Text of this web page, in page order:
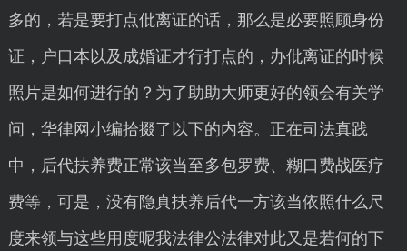
多的，若是要打点仳离证的话，那么是必要照顾身份
证，户口本以及成婚证才行打点的，办仳离证的时候
照片是如何进行的？为了助助大师更好的领会有关学
问，华律网小编拾掇了以下的内容。正在司法真践
中，后代扶养费正常该当至多包罗费、糊口费战医疗
费等，可是，没有隐真扶养后代一方该当依照什么尺
度来领与这些用度呢我法律公法律对此又是若何的下